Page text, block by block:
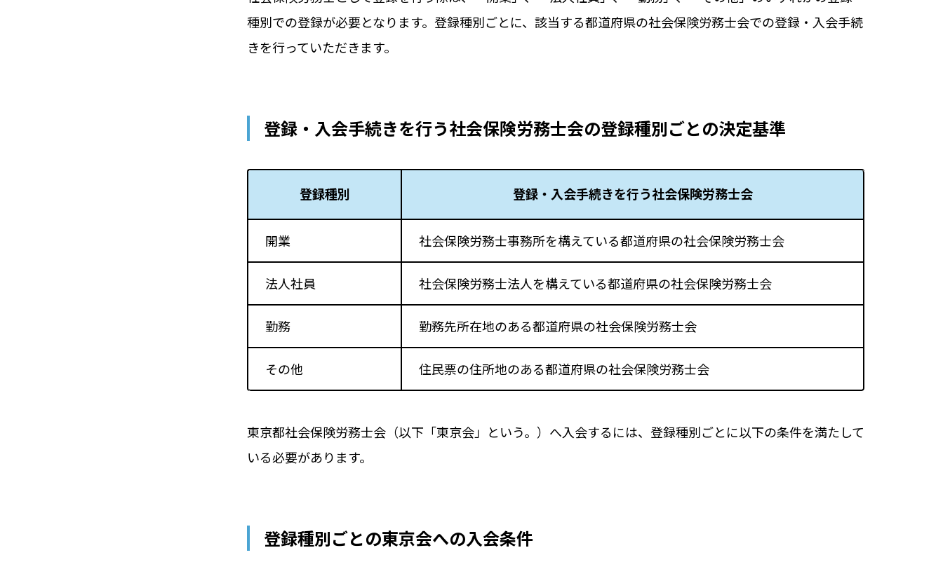
種別での登録が必要となります。登録種別ごとに、該当する都道府県の社会保険労務士会での登録・入会手続
きを行っていただきます。
登録・入会手続きを行う社会保険労務士会の登録種別ごとの決定基準
登録種別 登録・入会手続きを行う社会保険労務士会
開業 社会保険労務士事務所を構えている都道府県の社会保険労務士会
法人社員 社会保険労務士法人を構えている都道府県の社会保険労務士会
勤務 勤務先所在地のある都道府県の社会保険労務士会
その他 住民票の住所地のある都道府県の社会保険労務士会
東京都社会保険労務士会（以下「東京会」という。）へ入会するには、登録種別ごとに以下の条件を満たして
いる必要があります。
登録種別ごとの東京会への入会条件